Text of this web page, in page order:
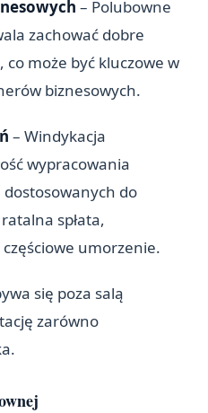
– Polubowne
zachować dobre
może być kluczowe w
biznesowych.
– Windykacja
wypracowania
do
spłata,
umorzenie.
się poza salą
zarówno